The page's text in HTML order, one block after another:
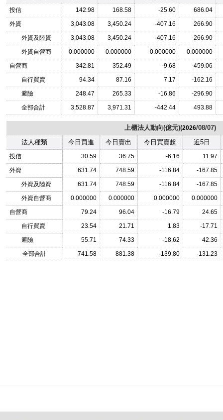
投信 142.98 168.58 -25.60
686.04
外資
3,043.08 3,450.24 -407.16
266.90
外資及陸資
3,043.08 3,450.24 -407.16
266.90
外資自營商
0.000000 0.000000 0.000000
0.000000
自營商
342.81 352.49 -9.68
-459.06
自行買賣
94.34 87.16 7.17
-162.16
避險
248.47 265.33 -16.86
-296.90
全部合計
3,528.87 3,971.31 -442.44 493.88
上櫃法人動向(億元)(2026/08/07)
法人種類
今日買進 今日賣出 今日買賣超 近5日
投信 30.59 36.75 -6.16
11.97
外資
631.74 748.59 -116.84
-167.85
外資及陸資
631.74 748.59 -116.84
-167.85
外資自營商
0.000000 0.000000 0.000000
0.000000
自營商
79.24 96.04 -16.79
24.65
自行買賣
23.54 21.71 1.83
-17.71
避險
55.71 74.33 -18.62
42.36
全部合計
741.58 881.38 -139.80 -131.23